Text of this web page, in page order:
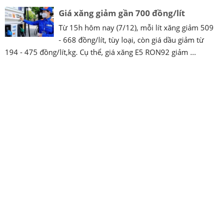
Giá xăng giảm gần 700 đồng/lít
Từ 15h hôm nay (7/12), mỗi lít xăng giảm 509
- 668 đồng/lít, tùy loại, còn giá dầu giảm từ
194 - 475 đồng/lít,kg. Cụ thể, giá xăng E5 RON92 giảm ...